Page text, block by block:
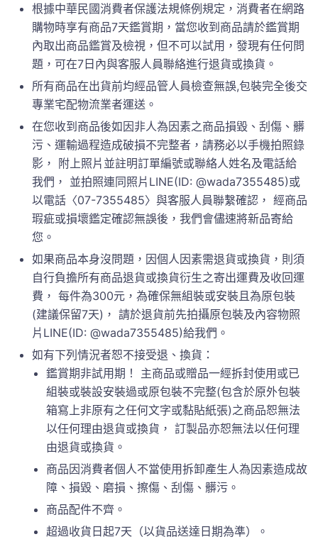
根據中華民國消費者保護法規條例規定，消費者在網路
購物時享有商品7天鑑賞期，當您收到商品請於鑑賞期
內取出商品鑑賞及檢視，但不可以試用，發現有任何問
題，可在7日內與客服人員聯絡進行退貨或換貨。
所有商品在出貨前均經品管人員檢查無誤,包裝完全後交
專業宅配物流業者運送。
在您收到商品後如因非人為因素之商品損毀、刮傷、髒
污、運輸過程造成破損不完整者，請務必以手機拍照錄
影， 附上照片並註明訂單編號或聯絡人姓名及電話給
我們， 並拍照連同照片LINE(ID: @wada7355485)或
以電話〈07-7355485〉與客服人員聯繫確認， 經商品
瑕疵或損壞鑑定確認無誤後，我們會儘速將新品寄給
您。
如果商品本身沒問題，因個人因素需退貨或換貨，則須
自行負擔所有商品退貨或換貨衍生之寄出運費及收回運
費， 每件為300元，為確保無組裝或安裝且為原包裝
(建議保留7天)， 請於退貨前先拍攝原包裝及內容物照
片LINE(ID: @wada7355485)給我們。
如有下列情況者恕不接受退、換貨：
鑑賞期非試用期！ 主商品或贈品一經拆封使用或已
組裝或裝設安裝過或原包裝不完整(包含於原外包裝
箱寫上非原有之任何文字或黏貼紙張)之商品恕無法
以任何理由退貨或換貨， 訂製品亦恕無法以任何理
由退貨或換貨。
商品因消費者個人不當使用拆卸產生人為因素造成故
障、損毀、磨損、擦傷、刮傷、髒污。
商品配件不齊。
超過收貨日起7天（以貨品送達日期為準）。